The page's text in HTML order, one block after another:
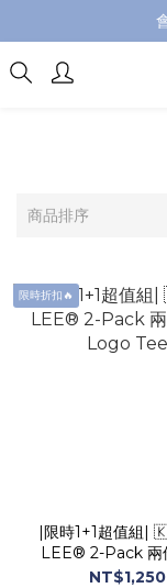
商品排序
限時折扣🔥
|限時1+1超值組|
LEE® 2-Pack 兩
Logo Tee
NT$1,250